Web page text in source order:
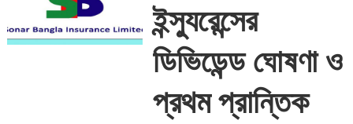
ইন্স্যুরেন্সের
ডিভিডেন্ড ঘোষণা ও
প্রথম প্রান্তিক